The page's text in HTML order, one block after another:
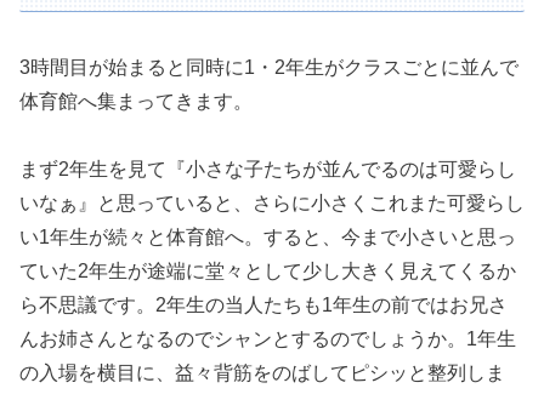
3時間目が始まると同時に1・2年生がクラスごとに並んで
体育館へ集まってきます。
まず2年生を見て『小さな子たちが並んでるのは可愛らし
いなぁ』と思っていると、さらに小さくこれまた可愛らし
い1年生が続々と体育館へ。すると、今まで小さいと思っ
ていた2年生が途端に堂々として少し大きく見えてくるか
ら不思議です。2年生の当人たちも1年生の前ではお兄さ
んお姉さんとなるのでシャンとするのでしょうか。1年生
の入場を横目に、益々背筋をのばしてピシッと整列しま